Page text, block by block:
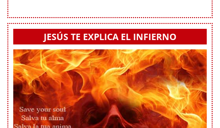
JESÚS TE EXPLICA EL INFIERNO